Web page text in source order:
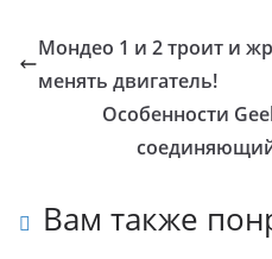
Мондео 1 и 2 троит и
менять двигатель!
Особенности
Вам также